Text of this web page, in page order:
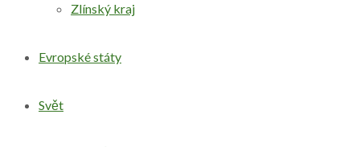
Zlínský kraj
Evropské státy
Svět